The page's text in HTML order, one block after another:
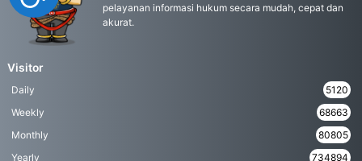
pelayanan informasi hukum secara mudah, cepat dan
akurat.
Visitor
Daily
5120
Weekly
68663
Monthly
80805
Yearly
734894